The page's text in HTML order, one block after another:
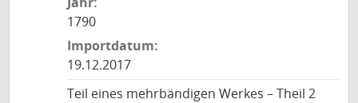
1790
Importdatum:
19.12.2017
Teil eines mehrbändigen Werkes – Theil 2